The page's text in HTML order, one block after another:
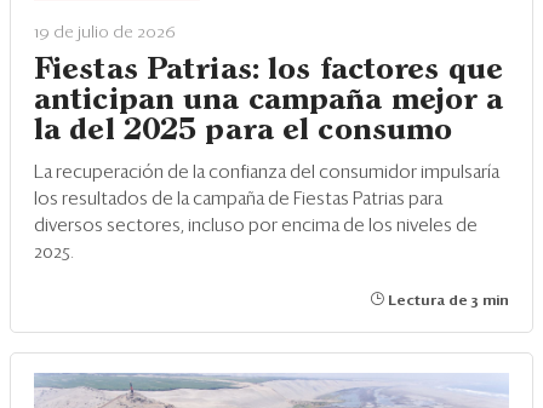
19 de julio de 2026
Fiestas Patrias: los factores que
anticipan una campaña mejor a
la del 2025 para el consumo
La recuperación de la confianza del consumidor impulsaría
los resultados de la campaña de Fiestas Patrias para
diversos sectores, incluso por encima de los niveles de
2025.
Lectura de 3 min